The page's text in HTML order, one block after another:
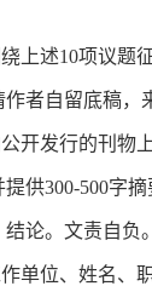
述10项议题
者自留底稿，
开发行的刊物
供300-500字摘
论。文责自负。
单位、姓名、